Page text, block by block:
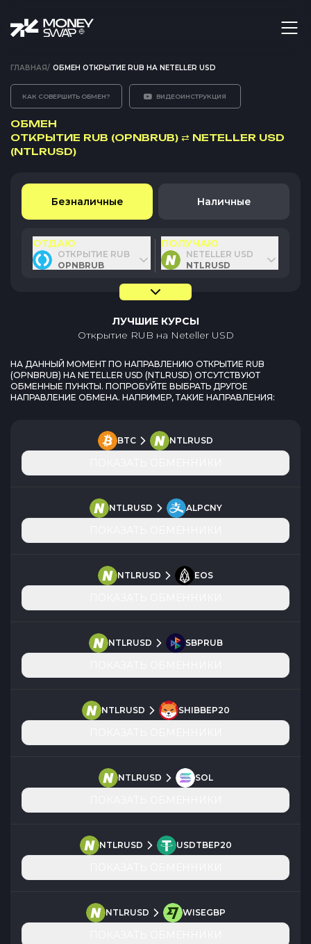
ГЛАВНАЯ/ ОБМЕН ОТКРЫТИЕ RUB НА NETELLER USD
КАК СОВЕРШИТЬ ОБМЕН? ВИДЕОИНСТРУКЦИЯ
ОБМЕН
ОТКРЫТИЕ RUB (OPNBRUB) ⇄ NETELLER USD
(NTLRUSD)
Безналичные Наличные
ОТДАЮ
ОТКРЫТИЕ RUB
OPNBRUB
ПОЛУЧАЮ
NETELLER USD
NTLRUSD
ЛУЧШИЕ КУРСЫ
Открытие RUB на Neteller USD
НА ДАННЫЙ МОМЕНТ ПО НАПРАВЛЕНИЮ ОТКРЫТИЕ RUB
(OPNBRUB) НА NETELLER USD (NTLRUSD) ОТСУТСТВУЮТ
ОБМЕННЫЕ ПУНКТЫ. ПОПРОБУЙТЕ ВЫБРАТЬ ДРУГОЕ
НАПРАВЛЕНИЕ ОБМЕНА. НАПРИМЕР, ТАКИЕ НАПРАВЛЕНИЯ:
BTC NTLRUSD
NTLRUSD ALPCNY
NTLRUSD EOS
NTLRUSD SBPRUB
NTLRUSD SHIBBEP20
NTLRUSD SOL
NTLRUSD USDTBEP20
NTLRUSD WISEGBP